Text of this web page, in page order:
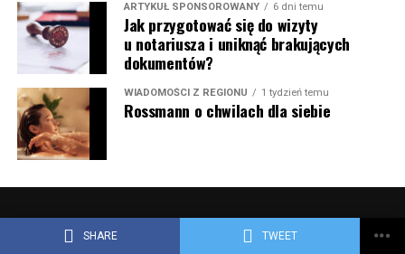
SHARE TWEET
ARTYKUŁ SPONSOROWANY 6 dni temu
Jak przygotować się do wizyty
u notariusza i uniknąć brakujących
dokumentów?
WIADOMOŚCI Z REGIONU 1 tydzień temu
Rossmann o chwilach dla siebie